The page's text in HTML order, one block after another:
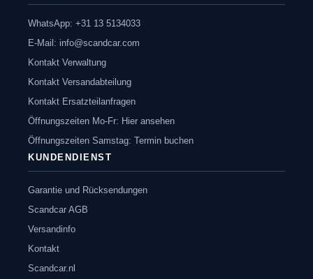
WhatsApp: +31 13 5134033
E-Mail: info@scandcar.com
Kontakt Verwaltung
Kontakt Versandabteilung
Kontakt Ersatzteilanfragen
Öffnungszeiten Mo-Fr: Hier ansehen
Öffnungszeiten Samstag: Termin buchen
KUNDENDIENST
Garantie und Rücksendungen
Scandcar AGB
Versandinfo
Kontakt
Scandcar.nl